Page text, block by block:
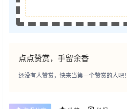
点点赞赏，手留余香
还没有人赞赏，快来当第一个赞赏的人吧！